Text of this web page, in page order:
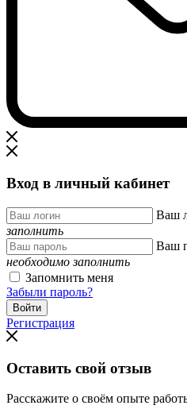
Вход в личный кабинет
Ваш
заполнить
Ваш
необходимо заполнить
Запомнить меня
Забыли пароль?
Регистрация
Оставить свой отзыв
Расскажите о своём опыте